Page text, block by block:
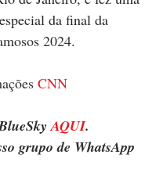
da final da
2024.
CNN
AQUI.
grupo de WhatsApp